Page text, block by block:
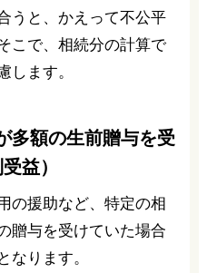
うと、かえって不公平
こで、相続分の計算で
します。
多額の生前贈与を受
益）
の援助など、特定の相
贈与を受けていた場合
なります。